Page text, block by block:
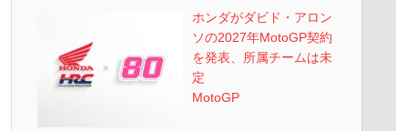
ホンダがダビド・アロン
ソの2027年MotoGP契約
を発表、所属チームは未
定
MotoGP